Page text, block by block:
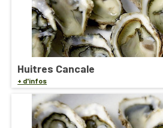
Huitres Cancale
+ d'infos